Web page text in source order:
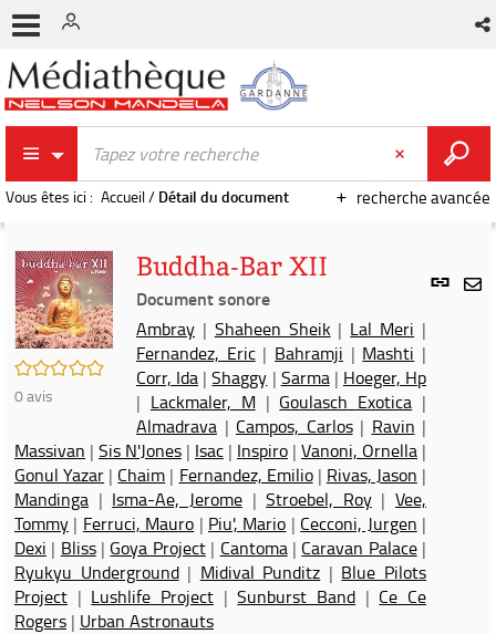
recherche avancée
Vous êtes ici : Accueil/ Détail du document
Lien
/5
0avis
Buddha-Bar XII
Document sonore
Ambray | Shaheen Sheik| Lal Meri |
Fernandez, Eric| Bahramji | Mashti |
Corr, Ida |Shaggy | Sarma| Hoeger, Hp
| Lackmaler, M | Goulasch Exotica |
Almadrava | Campos, Carlos| Ravin |
Massivan | Sis N'Jones | Isac | Inspiro | Vanoni, Ornella |
Gonul Yazar | Chaim | Fernandez, Emilio| Rivas, Jason |
Mandinga | Isma-Ae, Jerome|Stroebel, Roy| Vee,
Tommy | Ferruci, Mauro | Piu', Mario | Cecconi, Jurgen |
Dexi | Bliss| Goya Project| Cantoma| Caravan Palace|
Ryukyu Underground| Midival Punditz | Blue Pilots
Project | Lushlife Project |Sunburst Band | Ce Ce
Rogers | Urban Astronauts